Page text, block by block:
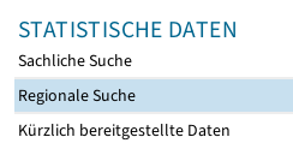
STATISTISCHE DATEN
Sachliche Suche
Regionale Suche
Kürzlich bereitgestellte Daten